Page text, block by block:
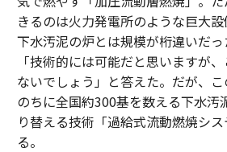
きるのは火力発電所のような巨大
下水汚泥の炉とは規模が桁違いだ
「技術的には可能だと思いますが
ないでしょう」と答えた。だが、こ
のちに全国約300基を数える下水汚
り替える技術「過給式流動燃焼シ
る。